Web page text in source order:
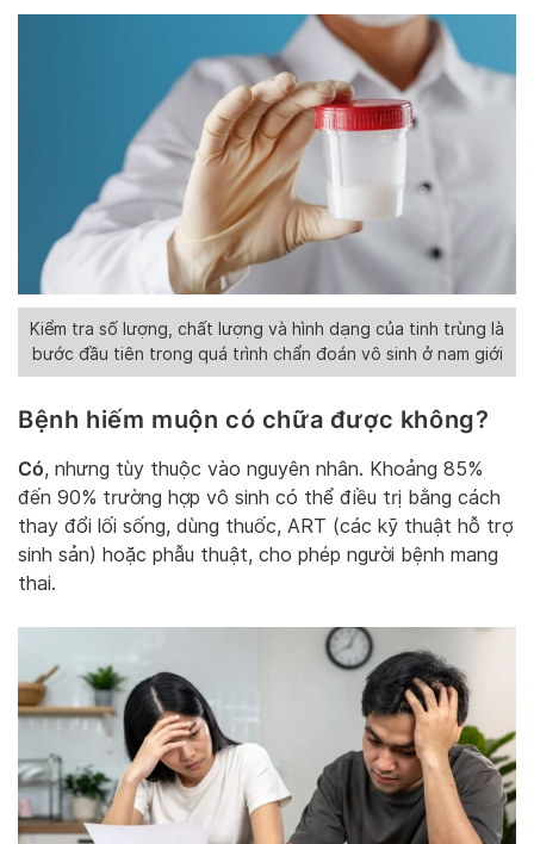
Kiểm tra số lượng, chất lượng và hình dạng của tinh trùng là
bước đầu tiên trong quá trình chẩn đoán vô sinh ở nam giới
Bệnh hiếm muộn có chữa được không?
Có, nhưng tùy thuộc vào nguyên nhân. Khoảng 85%
đến 90% trường hợp vô sinh có thể điều trị bằng cách
thay đổi lối sống, dùng thuốc, ART (các kỹ thuật hỗ trợ
sinh sản) hoặc phẫu thuật, cho phép người bệnh mang
thai.